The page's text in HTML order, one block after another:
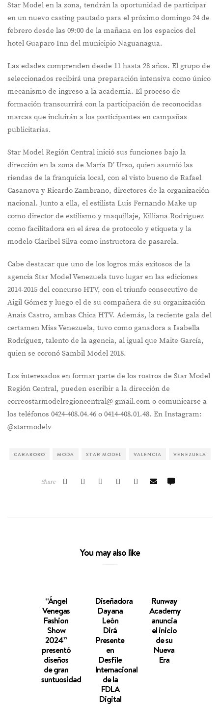
Star Model en la zona, tendrán la oportunidad de participar
en un nuevo casting pautado para el próximo domingo 24 de
febrero desde las 09:00 de la mañana en los espacios del
hotel Guaparo Inn del municipio Naguanagua.
Las edades comprenden desde 11 hasta 28 años. El grupo de
seleccionados recibirá una preparación intensiva como único
mecanismo de ingreso a la academia. El proceso de
formación transcurrirá con la participación de reconocidas
marcas que incluirán a los participantes en campañas
publicitarias.
Star Model Región Central inició sus funciones bajo la
dirección en la zona de María D’ Urso, quien asumió las
riendas de la franquicia local, con el visto bueno de Rafael
Casanova y Ricardo Zambrano, directores de la organización
nacional. Junto a ella, el estilista Luis Fernando Make up
como director de estilismo y maquillaje, Killiana Rodríguez
como facilitadora en el área de protocolo y etiqueta y la
modelo Claribel Silva como instructora de pasarela.
Cabe destacar que uno de los logros más exitosos de la
agencia Star Model Venezuela tuvo lugar en las ediciones
2014-2015 del concurso HTV, con el triunfo consecutivo de
Aigil Gómez y luego el de su compañera de su organización
Anais Castro, ambas Chica HTV. Además, la reciente gala del
certamen Miss Venezuela, tuvo como ganadora a Isabella
Rodríguez, talento de la agencia, al igual que Maite García,
quien se coronó Sambil Model 2018.
Los interesados en formar parte de los rostros de Star Model
Región Central, pueden escribir a la dirección de
correostarmodelregioncentral@ gmail.com o comunicarse a
los teléfonos 0424-408.04.46 o 0414-408.01.48. En Instagram:
@starmodelv
CARABOBO MODA STAR MODEL VALENCIA VENEZUELA
Share
You may also like
“Ángel
Venegas
Fashion
Show
2024”
presentó
diseños
de gran
suntuosidad
Diseñadora
Dayana
León
Dirá
Presente
en
Desfile
Internacional
de la
FDLA
Digital
Runway
Academy
anuncia
el inicio
de su
Nueva
Era